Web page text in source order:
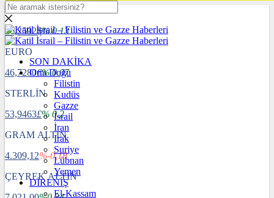
DOLAR
40,2592$% 0.13
EURO
46,7280€% 0.07
STERLİN
53,9463£% 0.2
GRAM ALTIN
4.309,12%-0,18
ÇEYREK ALTIN
SON DAKİKA
Orta Doğu
Filistin
Kudüs
Gazze
İsrail
İran
Irak
Suriye
Lübnan
Yemen
DİRENİŞ
El-Kassam